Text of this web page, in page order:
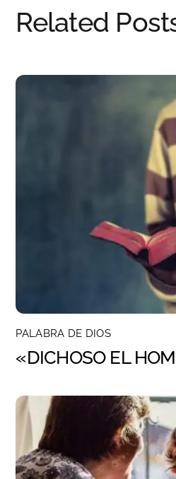
Related
PALABRA DE DIOS
«DICHOSO EL